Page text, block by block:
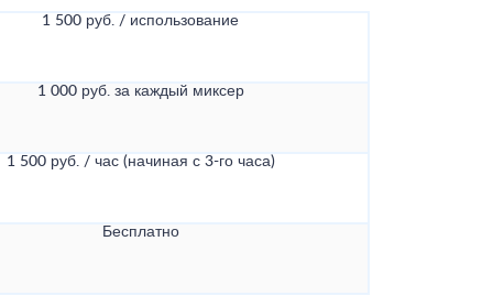
1 500 руб. / использование
1 000 руб. за каждый миксер
1 500 руб. / час (начиная с 3-го часа)
Бесплатно